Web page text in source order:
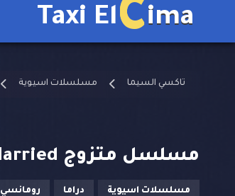
Taxi ElCima
تاكسي السيما مسلسلات اسيوية
مسلسل متزوج Married الحلقة 8 مترجمة
مسلسلات اسيوية دراما رومانسي